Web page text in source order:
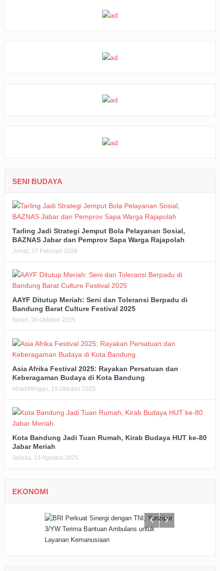
SENI BUDAYA
Tarling Jadi Strategi Jemput Bola Pelayanan Sosial,
BAZNAS Jabar dan Pemprov Sapa Warga Rajapolah
Jumat, 27 Februari 2026
AAYF Ditutup Meriah: Seni dan Toleransi Berpadu di
Bandung Barat Culture Festival 2025
Senin, 20 Oktober 2025
Asia Afrika Festival 2025: Rayakan Persatuan dan
Keberagaman Budaya di Kota Bandung
Ahad/Minggu, 19 Oktober 2025
Kota Bandung Jadi Tuan Rumah, Kirab Budaya HUT ke-80
Jabar Meriah
Selasa, 19 Agustus 2025
EKONOMI